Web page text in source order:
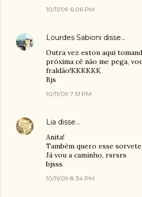
10/11/09 6:06 PM
Lourdes Sabioni disse…
Outra vez estou aqui
próxima cê não me pega,
fraldão!KKKKKK
Bjs
10/11/09 7:51 PM
Lia disse…
Anita!
Também quero esse
Já vou a caminho, rsrsrs
bjsss
10/11/09 8:34 PM